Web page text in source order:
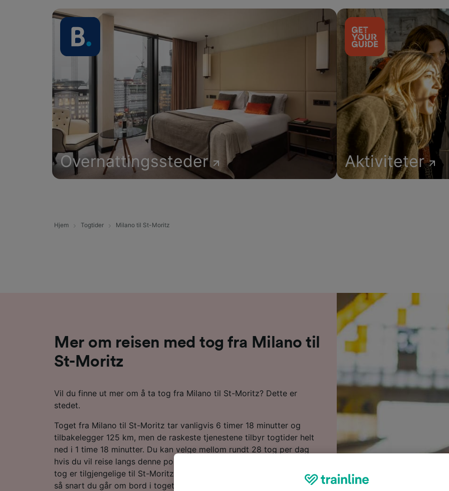
Overnattingssteder Aktiviteter
Hjem Togtider Milano til St-Moritz
Mer om reisen med tog fra Milano til
St-Moritz
Vil du finne ut mer om å ta tog fra Milano til St-Moritz? Dette er
stedet.
Toget fra Milano til St-Moritz tar vanligvis 6 timer 18 minutter og
tilbakelegger 125 km, men de raskeste tjenestene tilbyr togtider helt
ned i 1 time 18 minutter. Du kan velge mellom rundt 28 tog per dag
hvis du vil reise langs denne populære ruten. Gode nyheter! Direkte
tog er tilgjengelige til St-Moritz, slik at du kan sette deg godt til rette
så snart du går om bord i toget, og bare nyte turen. Hopp på et tog